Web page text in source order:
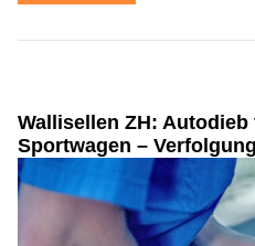
Wallisellen ZH:
Sportwagen –